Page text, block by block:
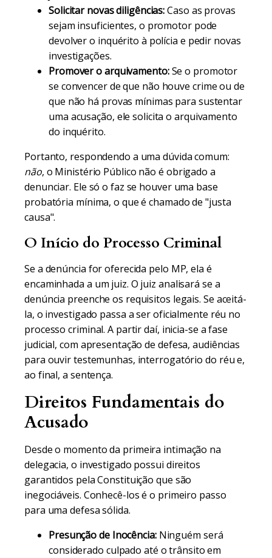
Solicitar novas diligências:Caso as provas
sejam insuficientes, o promotor pode
devolver o inquérito à polícia e pedir novas
investigações.
Promover o arquivamento:Se o promotor
se convencer de que não houve crime ou de
que não há provas mínimas para sustentar
uma acusação, ele solicita o arquivamento
do inquérito.
Portanto, respondendo a uma dúvida comum:
não, o Ministério Público não é obrigado a
denunciar. Ele só o faz se houver uma base
probatória mínima, o que é chamado de "justa
causa".
O Início do Processo Criminal
Se a denúncia for oferecida pelo MP, ela é
encaminhada a um juiz. O juiz analisará se a
denúncia preenche os requisitos legais. Se aceitá-
la, o investigado passa a ser oficialmente réu no
processo criminal. A partir daí, inicia-se a fase
judicial, com apresentação de defesa, audiências
para ouvir testemunhas, interrogatório do réu e,
ao final, a sentença.
Direitos Fundamentais do
Acusado
Desde o momento da primeira intimação na
delegacia, o investigado possui direitos
garantidos pela Constituição que são
inegociáveis. Conhecê-los é o primeiro passo
para uma defesa sólida.
Presunção de Inocência:Ninguém será
considerado culpado até o trânsito em